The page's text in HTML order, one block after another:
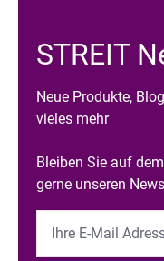
STREIT
Neue Produkte,
vieles mehr
Bleiben Sie auf
gerne unseren